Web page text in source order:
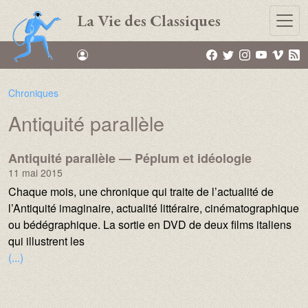
Aller au contenu principal
La Vie des Classiques
Chroniques
Name :
Antiquité parallèle
Antiquité parallèle — Péplum et idéologie
11 mai 2015
Texte :
Chaque mois, une chronique qui traite de l’actualité de
l’Antiquité imaginaire, actualité littéraire, cinématographique
ou bédégraphique. La sortie en DVD de deux films italiens
qui illustrent les
(...)